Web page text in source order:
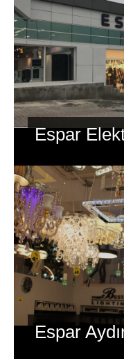
Espar
Espar